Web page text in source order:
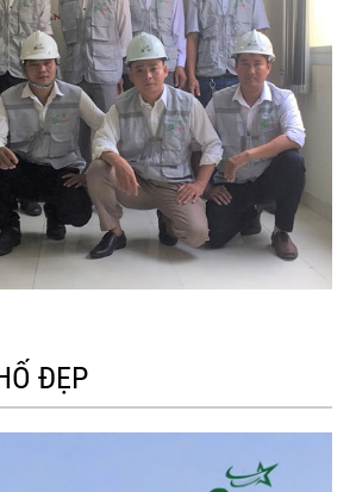
ĐẸP